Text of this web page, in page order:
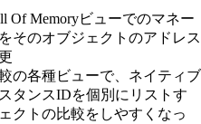
Of Memoryビューでのマネー
そのオブジェクトのアドレス
の各種ビューで、ネイティブ
タンスIDを個別にリストす
クトの比較をしやすくなっ